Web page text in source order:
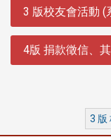
3 版校友會活動 (
4版 捐款徵信、
3 版